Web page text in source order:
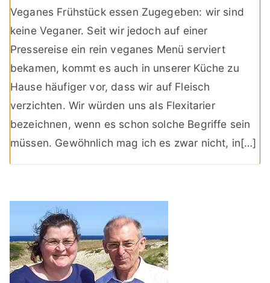
Veganes Frühstück essen Zugegeben: wir sind
keine Veganer. Seit wir jedoch auf einer
Pressereise ein rein veganes Menü serviert
bekamen, kommt es auch in unserer Küche zu
Hause häufiger vor, dass wir auf Fleisch
verzichten. Wir würden uns als Flexitarier
bezeichnen, wenn es schon solche Begriffe sein
müssen. Gewöhnlich mag ich es zwar nicht, in[…]